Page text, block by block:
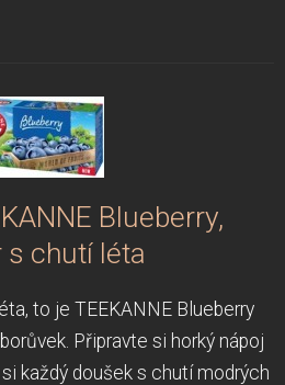
Blueberry,
s chutí léta
to je TEEKANNE Blueberry
Připravte si horký nápoj
každý doušek s chutí modrých